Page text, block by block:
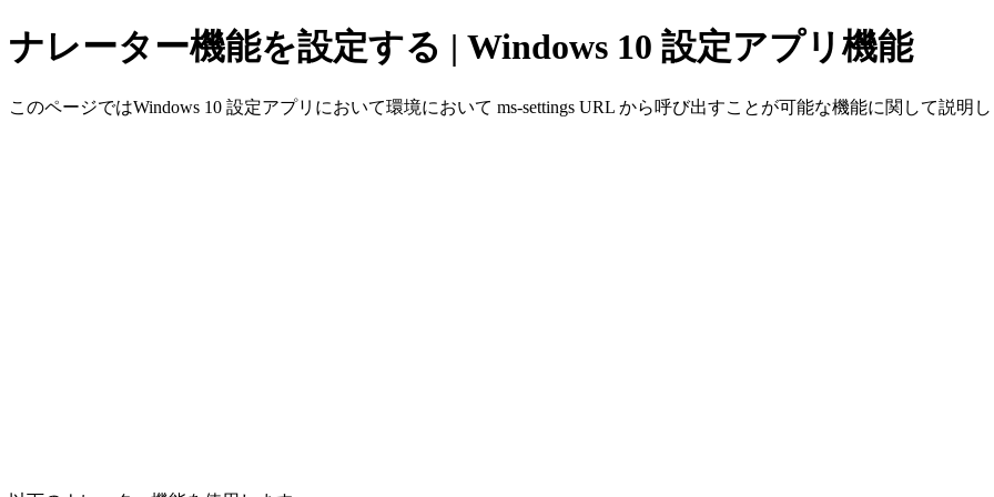
ナレーター機能を設定する | Windows 10 設定アプリ機能
このページではWindows 10 設定アプリにおいて環境において ms-settings URL から呼び出すことが可能な機能に関して説明